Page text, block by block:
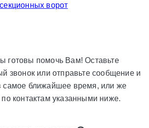
ворот
готовы помочь Вам! Оставьте
звонок или отправьте сообщение и
самое ближайшее время, или же
контактам указанными ниже.